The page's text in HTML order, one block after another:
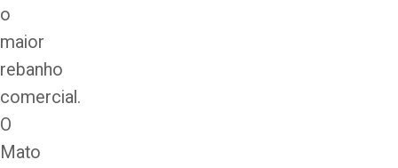
o
maior
rebanho
comercial.
O
Mato